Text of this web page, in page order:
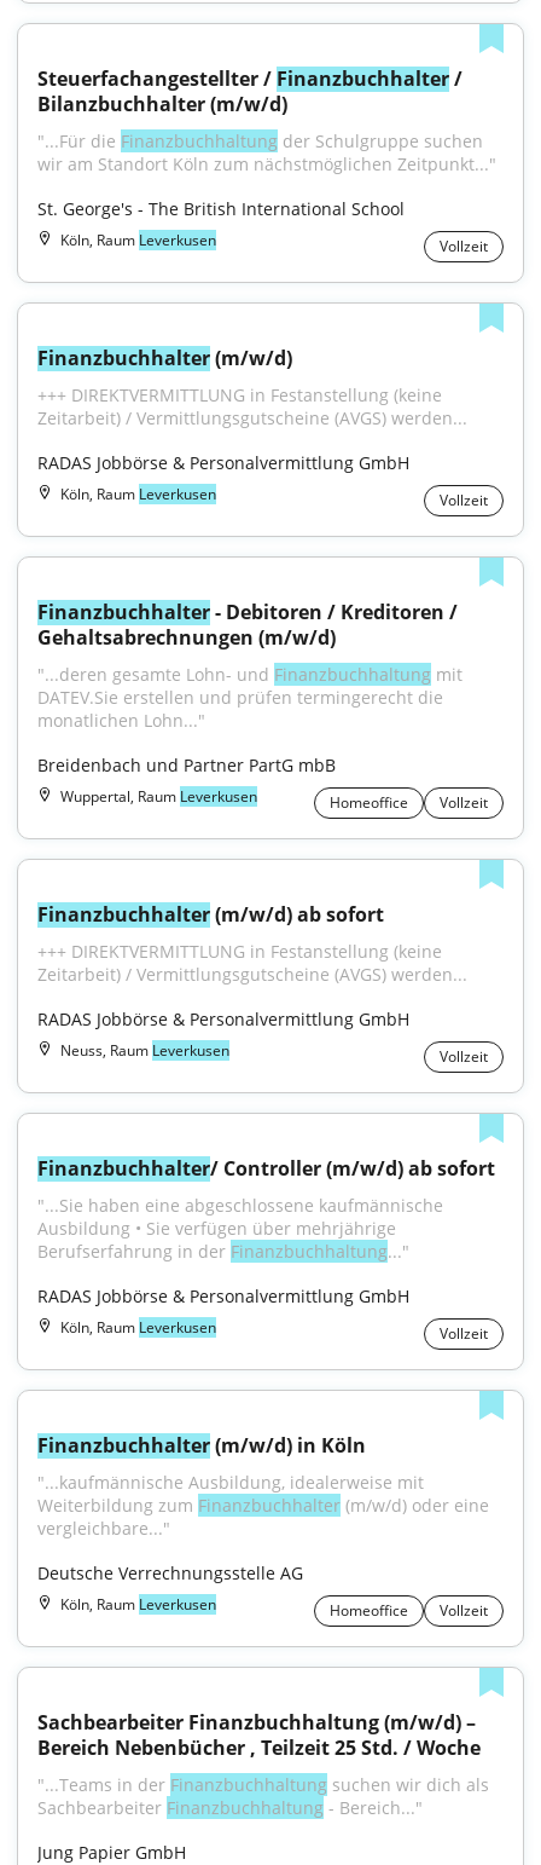
Steuerfachangestellter / Finanzbuchhalter /
Bilanzbuchhalter (m/w/d)
"...Für die Finanzbuchhaltung der Schulgruppe suchen
wir am Standort Köln zum nächstmöglichen Zeitpunkt..."
St. George's - The British International School
Köln, Raum Leverkusen Vollzeit
Finanzbuchhalter (m/w/d)
+++ DIREKTVERMITTLUNG in Festanstellung (keine
Zeitarbeit) / Vermittlungsgutscheine (AVGS) werden...
RADAS Jobbörse & Personalvermittlung GmbH
Köln, Raum Leverkusen Vollzeit
Finanzbuchhalter - Debitoren / Kreditoren /
Gehaltsabrechnungen (m/w/d)
"...deren gesamte Lohn- und Finanzbuchhaltung mit
DATEV.Sie erstellen und prüfen termingerecht die
monatlichen Lohn..."
Breidenbach und Partner PartG mbB
Wuppertal, Raum Leverkusen Homeoffice Vollzeit
Finanzbuchhalter (m/w/d) ab sofort
+++ DIREKTVERMITTLUNG in Festanstellung (keine
Zeitarbeit) / Vermittlungsgutscheine (AVGS) werden...
RADAS Jobbörse & Personalvermittlung GmbH
Neuss, Raum Leverkusen Vollzeit
Finanzbuchhalter/ Controller (m/w/d) ab sofort
"...Sie haben eine abgeschlossene kaufmännische
Ausbildung • Sie verfügen über mehrjährige
Berufserfahrung in der Finanzbuchhal­tung..."
RADAS Jobbörse & Personalvermittlung GmbH
Köln, Raum Leverkusen Vollzeit
Finanzbuchhalter (m/w/d) in Köln
"...kaufmännische Ausbildung, idealerweise mit
Weiterbildung zum Finanzbuchhalter (m/w/d) oder eine
vergleichbare..."
Deutsche Verrechnungsstelle AG
Köln, Raum Leverkusen Homeoffice Vollzeit
Sachbearbeiter Finanzbuchhaltung (m/w/d) –
Bereich Nebenbücher , Teilzeit 25 Std. / Woche
"...Teams in der Finanzbuchhaltung suchen wir dich als
Sachbearbeiter Finanzbuchhaltung - Bereich..."
Jung Papier GmbH